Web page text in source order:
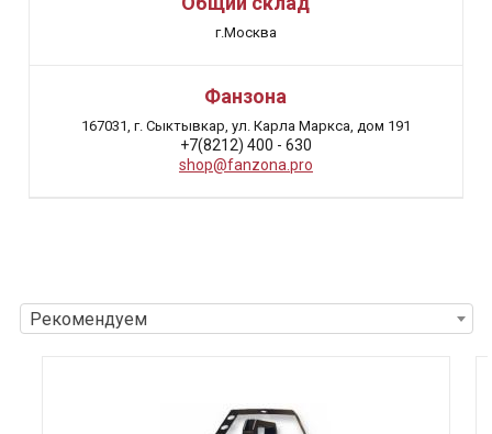
г.Москва
Фанзона
167031, г. Сыктывкар, ул. Карла Маркса, дом 191
+7(8212) 400 - 630
shop@fanzona.pro
Рекомендуем